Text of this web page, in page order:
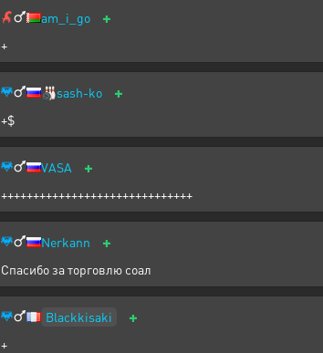
am_i_go +
+
🎳sash-ko +
+$
VASA +
++++++++++++++++++++++++++++++
Nerkann +
Спасибо за торговлю соал
Blackkisaki +
+